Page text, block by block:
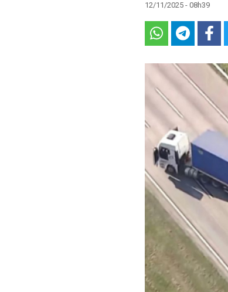
12/11/2025 - 08h39